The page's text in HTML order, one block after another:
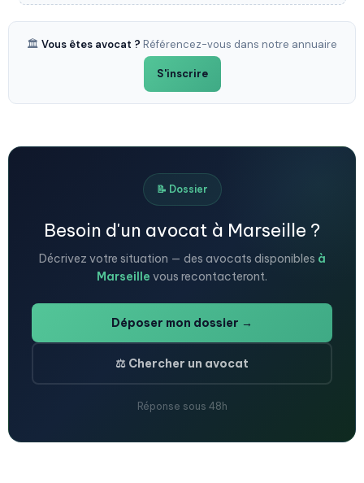
🏛️ Vous êtes avocat ? Référencez-vous dans notre annuaire
S'inscrire
📝 Dossier
Besoin d'un avocat à Marseille ?
Décrivez votre situation — des avocats disponibles à
Marseille vous recontacteront.
Déposer mon dossier →
⚖️ Chercher un avocat
Réponse sous 48h